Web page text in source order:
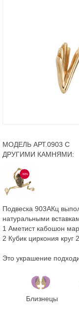
МОДЕЛЬ АРТ.0903 С
ДРУГИМИ КАМНЯМИ:
-50%
Подвеска 903АКц
натуральными
1 Аметист кабошон
2 Кубик циркония круг
Это украшение
Близнецы